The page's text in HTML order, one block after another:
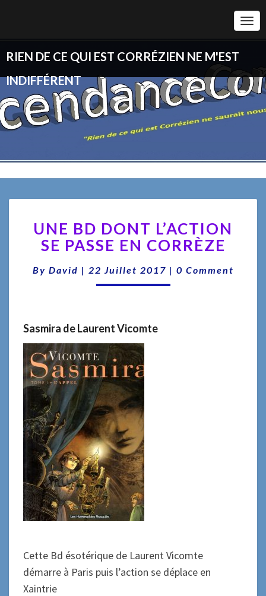
RIEN DE CE QUI EST CORRÉZIEN NE M'EST
INDIFFÉRENT
BD
DONT
L’ACTION
SE
UNE BD DONT L’ACTION
SE PASSE EN CORRÈZE
By David | 22 Juillet 2017 | Comments
0 Comment
Sasmira de Laurent Vicomte
Cette Bd ésotérique de Laurent Vicomte
démarre à Paris puis l’action se déplace en
Xaintrie